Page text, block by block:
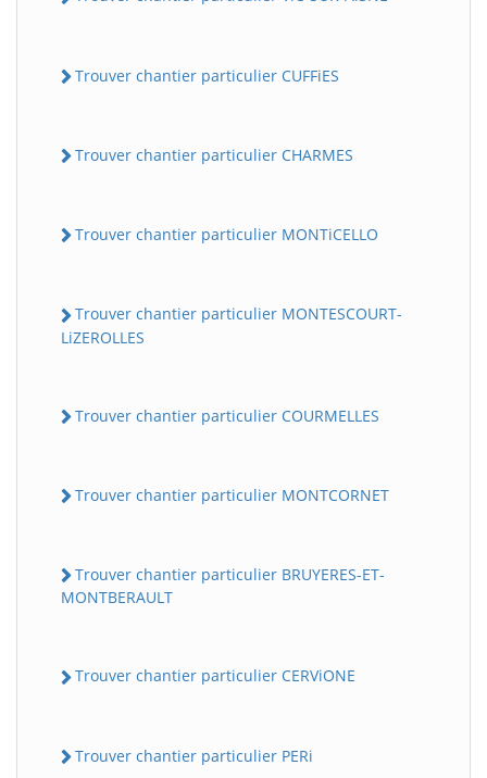
Trouver chantier particulier CUFFiES
Trouver chantier particulier CHARMES
Trouver chantier particulier MONTiCELLO
Trouver chantier particulier MONTESCOURT-
LiZEROLLES
Trouver chantier particulier COURMELLES
Trouver chantier particulier MONTCORNET
Trouver chantier particulier BRUYERES-ET-
MONTBERAULT
Trouver chantier particulier CERViONE
Trouver chantier particulier PERi